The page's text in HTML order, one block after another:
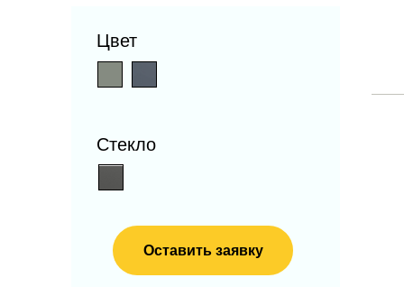
Оставить заявку
Цвет
Стекло